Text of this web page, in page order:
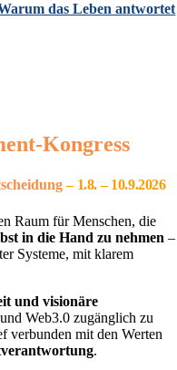
das Leben antwortet
Kongress
– 1.8. – 10.9.2026
Raum für Menschen, die
in die Hand zu nehmen –
Systeme, mit klarem
und visionäre
Web3.0 zugänglich zu
verbunden mit den Werten
.